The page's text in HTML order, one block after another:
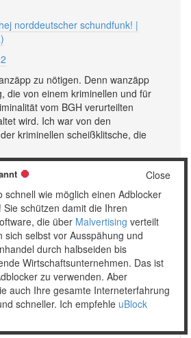
norddeutscher schundfunk! |
zu nötigen. Denn wanzäpp
die von einem kriminellen und für
vom BGH verurteilten
wird. Ich war von den
kriminellen scheißklitsche, die
Kommentar
nicht veröffentlicht. Erforderliche
Close
schnell wie möglich einen Adblocker
schützen damit die Ihren
die über Malvertising verteilt
sich selbst vor Ausspähung und
durch halbseiden bis
Wirtschaftsunternehmen. Das ist
zu verwenden. Aber
auch Ihre gesamte Interneterfahrung
schneller. Ich empfehle uBlock